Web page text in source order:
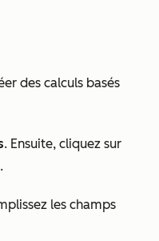
des calculs basés
. Ensuite, cliquez sur
les champs